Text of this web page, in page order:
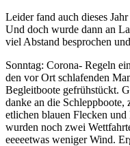
Leider fand auch dieses
Und doch wurde dann an
viel Abstand besprochen
Sonntag: Corona- Regeln
den vor Ort schlafenden
Begleitboote gefrühstückt.
danke an die Schleppboote,
etlichen blauen Flecken
wurden noch zwei
eeeeetwas weniger Wind.